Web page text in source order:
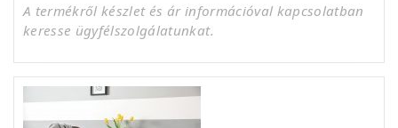
A termékről készlet és ár információval kapcsolatban
keresse ügyfélszolgálatunkat.